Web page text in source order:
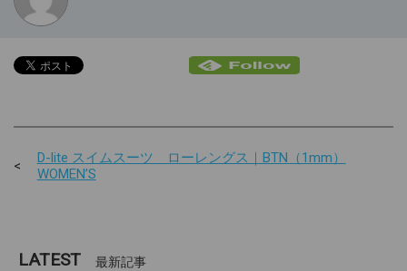
D-lite スイムスーツ ローレングス｜BTN（1mm）
WOMEN’S
LATEST 最新記事